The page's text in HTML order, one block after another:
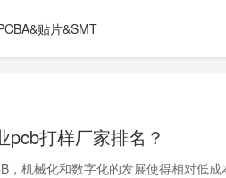
贴片&SMT
pcb打样厂家排名？
，机械化和数字化的发展使得相对低